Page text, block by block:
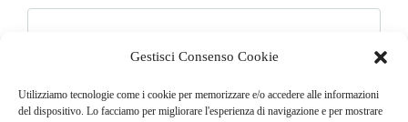
Gestisci Consenso Cookie
Utilizziamo tecnologie come i cookie per memorizzare e/o accedere alle informazioni
del dispositivo. Lo facciamo per migliorare l'esperienza di navigazione e per mostrare
Iscriviti